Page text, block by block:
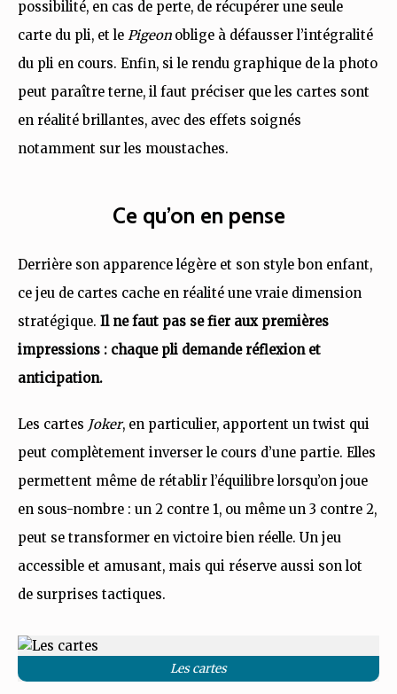
possibilité, en cas de perte, de récupérer une seule
carte du pli, et le Pigeon oblige à défausser l’intégralité
du pli en cours. Enfin, si le rendu graphique de la photo
peut paraître terne, il faut préciser que les cartes sont
en réalité brillantes, avec des effets soignés
notamment sur les moustaches.
Ce qu’on en pense
Derrière son apparence légère et son style bon enfant,
ce jeu de cartes cache en réalité une vraie dimension
stratégique. Il ne faut pas se fier aux premières
impressions : chaque pli demande réflexion et
anticipation.
Les cartes Joker, en particulier, apportent un twist qui
peut complètement inverser le cours d’une partie. Elles
permettent même de rétablir l’équilibre lorsqu’on joue
en sous-nombre : un 2 contre 1, ou même un 3 contre 2,
peut se transformer en victoire bien réelle. Un jeu
accessible et amusant, mais qui réserve aussi son lot
de surprises tactiques.
Les cartes